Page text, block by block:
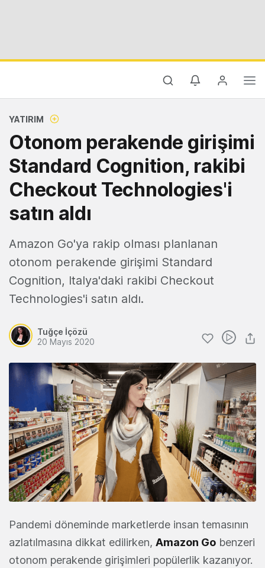
YATIRIM
Otonom perakende girişimi
Standard Cognition, rakibi
Checkout Technologies'i
satın aldı
Amazon Go'ya rakip olması planlanan
otonom perakende girişimi Standard
Cognition, Italya'daki rakibi Checkout
Technologies'i satın aldı.
Tuğçe İçözü
20 Mayıs 2020
Pandemi döneminde marketlerde insan temasının
azlatılmasına dikkat edilirken, Amazon Go benzeri
otonom perakende girişimleri popülerlik kazanıyor.